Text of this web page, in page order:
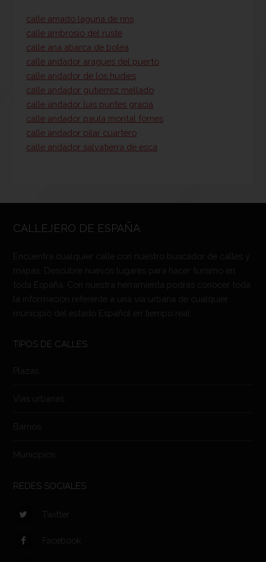
calle amado laguna de rins
calle ambrosio del ruste
calle ana abarca de bolea
calle andador aragues del puerto
calle andador de los hudies
calle andador gutierrez mellado
calle andador luis puntes gracia
calle andador paula montal fornes
calle andador pilar cuartero
calle andador salvatierra de esca
CALLEJERO DE ESPAÑA
Encuentra cualquier calle con nuestro buscador de calles y
mapas. Descubre nuevos lugares para hacer turismo en
toda España. Con nuestra herramienta podrás conocer toda
la información referente a una vía urbana de cualquier
municipio del estado Español en tiempo real.
TIPOS DE CALLES
Plazas.
Vías urbanas.
Barrios.
Municipios.
REDES SOCIALES
Twitter
Facebook